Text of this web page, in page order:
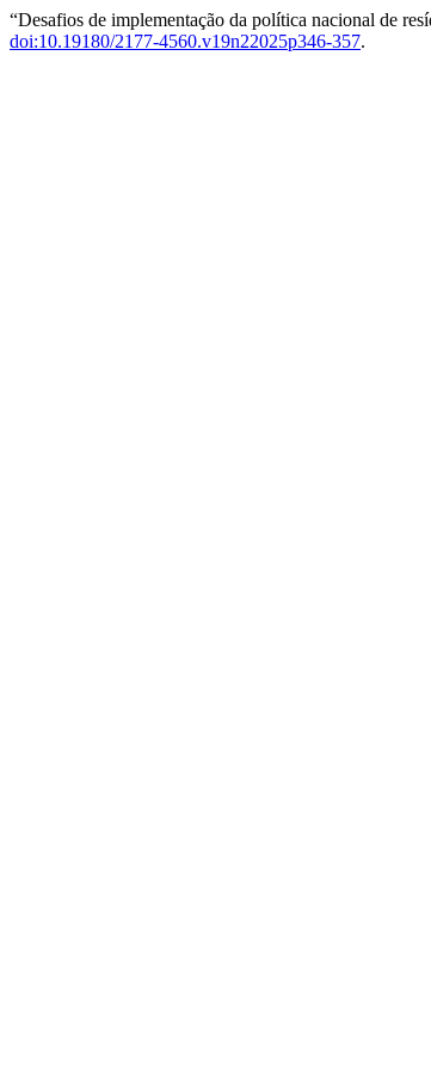
“Desafios de implementação da política nacional de
doi:10.19180/2177-4560.v19n22025p346-357.